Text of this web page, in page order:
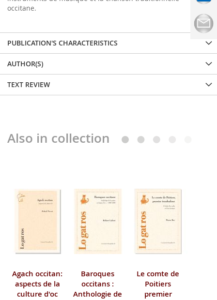
occitane.
PUBLICATION'S CHARACTERISTICS
AUTHOR(S)
TEXT REVIEW
Also in collection
Agach occitan:
aspects de la
culture d'oc
Baroques
occitans :
Anthologie de
Le comte de
Poitiers
premier